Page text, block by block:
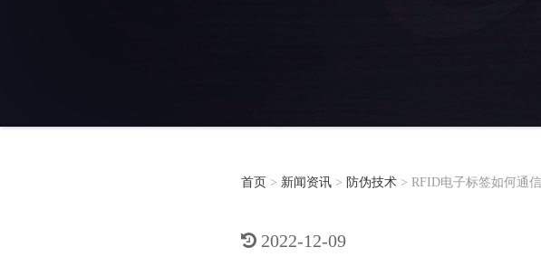
首页 > 新闻资讯 > 防伪技术 > RFID电子标签如何通信
2022-12-09